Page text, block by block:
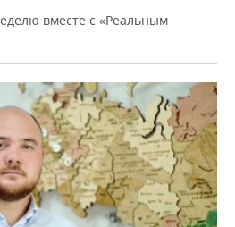
вместе с «Реальным